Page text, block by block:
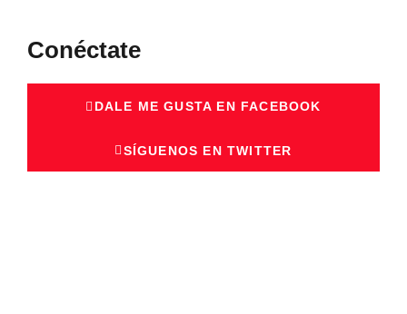
Conéctate
DALE ME GUSTA EN FACEBOOK
SÍGUENOS EN TWITTER